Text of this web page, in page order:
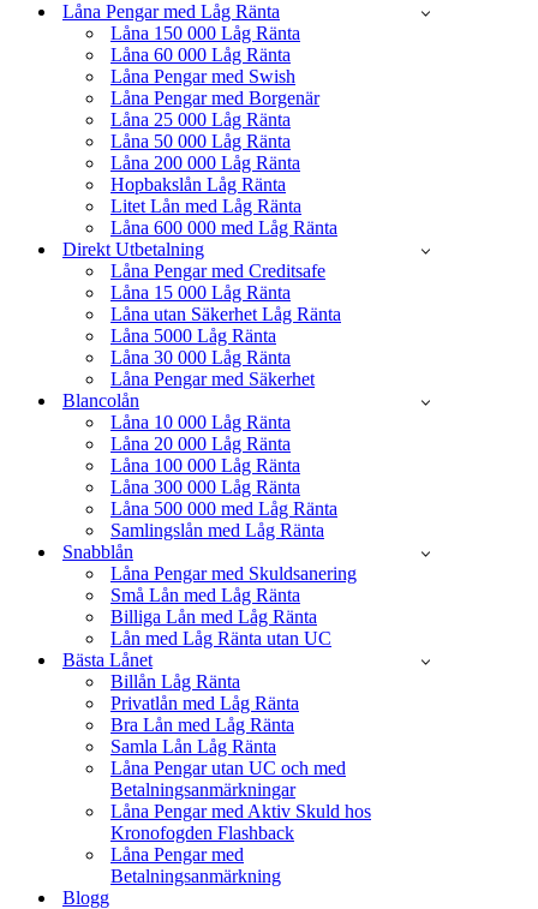
Låna Pengar med Låg Ränta
Låna 150 000 Låg Ränta
Låna 60 000 Låg Ränta
Låna Pengar med Swish
Låna Pengar med Borgenär
Låna 25 000 Låg Ränta
Låna 50 000 Låg Ränta
Låna 200 000 Låg Ränta
Hopbakslån Låg Ränta
Litet Lån med Låg Ränta
Låna 600 000 med Låg Ränta
Direkt Utbetalning
Låna Pengar med Creditsafe
Låna 15 000 Låg Ränta
Låna utan Säkerhet Låg Ränta
Låna 5000 Låg Ränta
Låna 30 000 Låg Ränta
Låna Pengar med Säkerhet
Blancolån
Låna 10 000 Låg Ränta
Låna 20 000 Låg Ränta
Låna 100 000 Låg Ränta
Låna 300 000 Låg Ränta
Låna 500 000 med Låg Ränta
Samlingslån med Låg Ränta
Snabblån
Låna Pengar med Skuldsanering
Små Lån med Låg Ränta
Billiga Lån med Låg Ränta
Lån med Låg Ränta utan UC
Bästa Lånet
Billån Låg Ränta
Privatlån med Låg Ränta
Bra Lån med Låg Ränta
Samla Lån Låg Ränta
Låna Pengar utan UC och med
Betalningsanmärkningar
Låna Pengar med Aktiv Skuld hos
Kronofogden Flashback
Låna Pengar med
Betalningsanmärkning
Blogg